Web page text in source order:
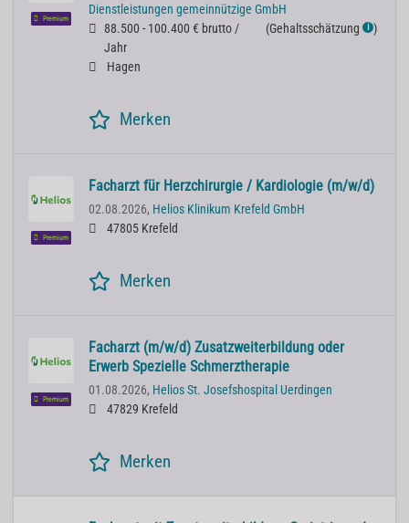
Premium
Dienstleistungen gemeinnützige GmbH
88.500 - 100.400 € brutto /
Jahr
(Gehaltsschätzung ℹ )
Hagen
Merken
Premium
Facharzt für Herzchirurgie / Kardiologie (m/w/d)
02.08.2026, Helios Klinikum Krefeld GmbH
47805 Krefeld
Merken
Premium
Facharzt (m/w/d) Zusatzweiterbildung oder
Erwerb Spezielle Schmerztherapie
01.08.2026, Helios St. Josefshospital Uerdingen
47829 Krefeld
Merken